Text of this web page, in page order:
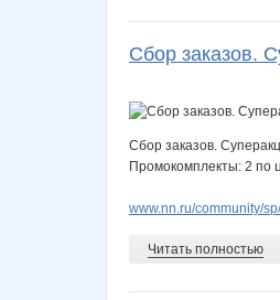
Сбор заказов.
Сбор заказов.
Промокомплекты: 2 по
www.nn.ru/community/
Читать полностью